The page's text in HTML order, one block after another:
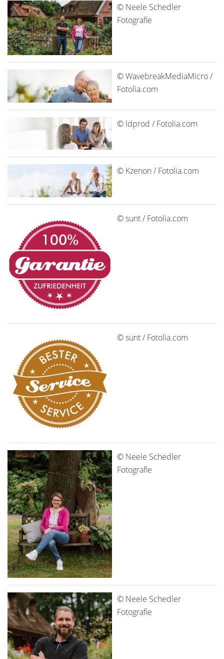
© Neele Schedler
Fotografie
© WavebreakMediaMicro /
Fotolia.com
© ldprod / Fotolia.com
© Kzenon / Fotolia.com
© sunt / Fotolia.com
© sunt / Fotolia.com
© Neele Schedler
Fotografie
© Neele Schedler
Fotografie